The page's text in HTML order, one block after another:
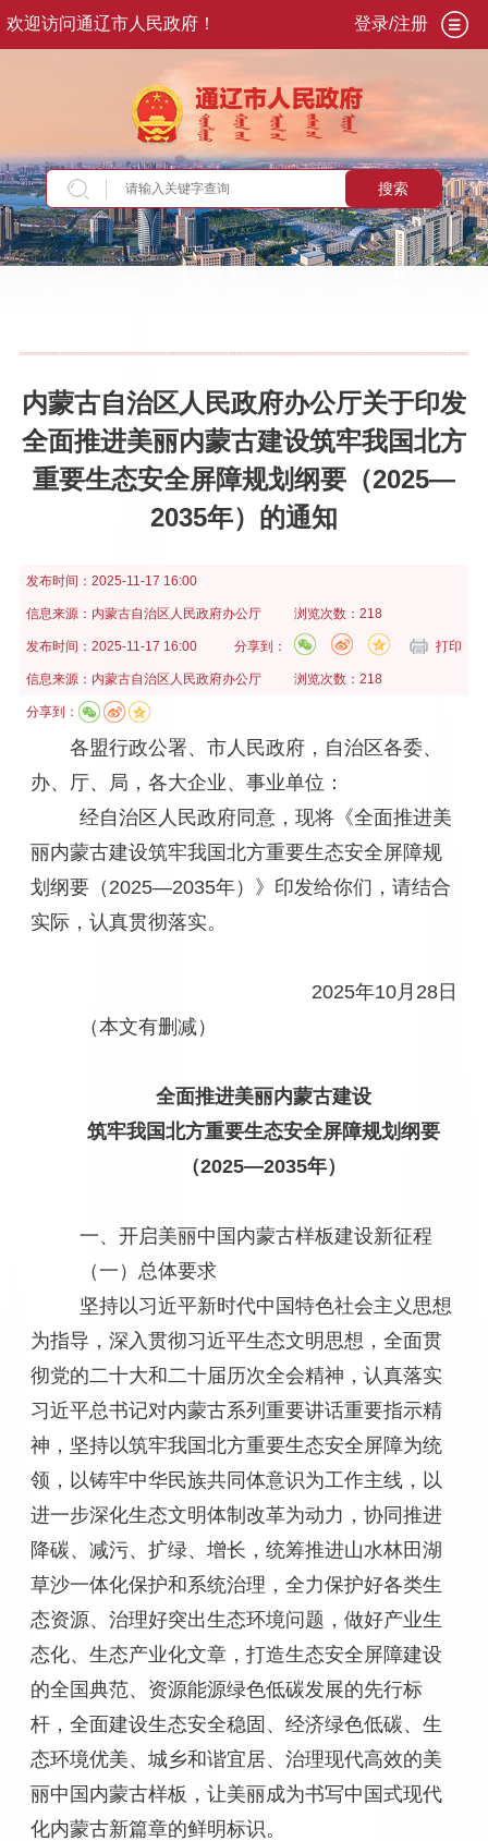
欢迎访问通辽市人民政府！ 登录/注册
搜索
当前位置：首页>政务公开>政府信息公开>法
策
内蒙古自治区人民政府办公厅关于印发
全面推进美丽内蒙古建设筑牢我国北方
重要生态安全屏障规划纲要（2025—
2035年）的通知
发布时间： 2025-11-17 16:00
信息来源： 内蒙古自治区人民政府办公厅 浏览次数：218
打印
分享到：
发布时间： 2025-11-17 16:00
信息来源： 内蒙古自治区人民政府办公厅 浏览次数：218
分享到：
各盟行政公署、市人民政府，自治区各委、
办、厅、局，各大企业、事业单位：
经自治区人民政府同意，现将《全面推进美
丽内蒙古建设筑牢我国北方重要生态安全屏障规
划纲要（2025—2035年）》印发给你们，请结合
实际，认真贯彻落实。
2025年10月28日
（本文有删减）
全面推进美丽内蒙古建设
筑牢我国北方重要生态安全屏障规划纲要
（2025—2035年）
一、开启美丽中国内蒙古样板建设新征程
（一）总体要求
坚持以习近平新时代中国特色社会主义思想
为指导，深入贯彻习近平生态文明思想，全面贯
彻党的二十大和二十届历次全会精神，认真落实
习近平总书记对内蒙古系列重要讲话重要指示精
神，坚持以筑牢我国北方重要生态安全屏障为统
领，以铸牢中华民族共同体意识为工作主线，以
进一步深化生态文明体制改革为动力，协同推进
降碳、减污、扩绿、增长，统筹推进山水林田湖
草沙一体化保护和系统治理，全力保护好各类生
态资源、治理好突出生态环境问题，做好产业生
态化、生态产业化文章，打造生态安全屏障建设
的全国典范、资源能源绿色低碳发展的先行标
杆，全面建设生态安全稳固、经济绿色低碳、生
态环境优美、城乡和谐宜居、治理现代高效的美
丽中国内蒙古样板，让美丽成为书写中国式现代
化内蒙古新篇章的鲜明标识。